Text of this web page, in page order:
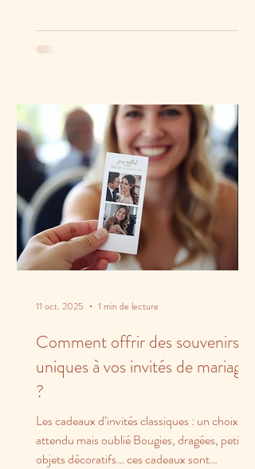
Comment offrir des souvenirs
uniques à vos invités de mariage
?
Les cadeaux d’invités classiques : un choix
attendu mais oublié Bougies, dragées, petits
objets décoratifs… ces cadeaux sont
11 oct. 2025 1 min de lecture